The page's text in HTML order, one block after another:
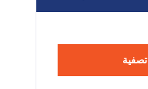
تصفية